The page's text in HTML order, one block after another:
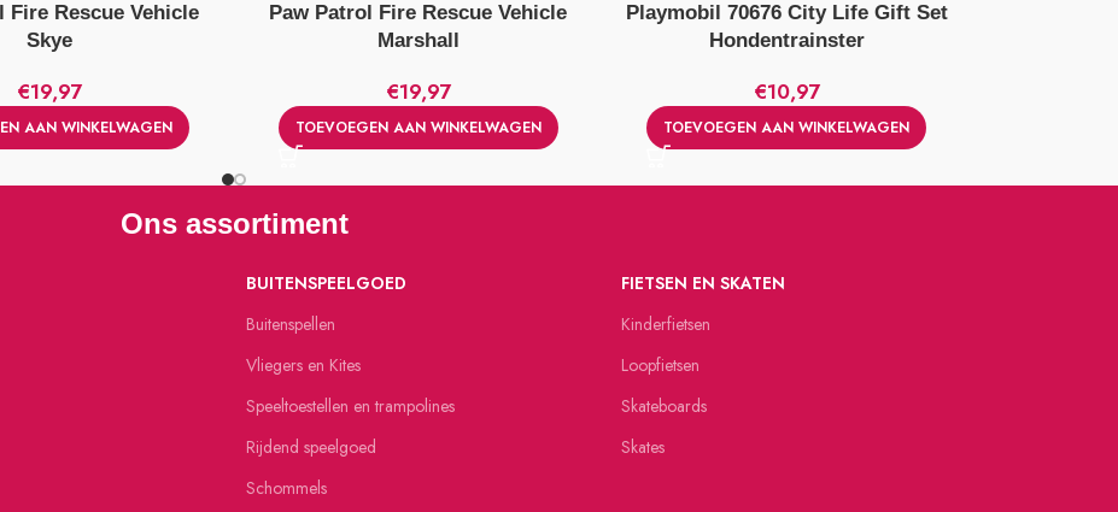
Fire Rescue Vehicle
Skye
€19,97
AAN WINKELWAGEN
Paw Patrol Fire Rescue Vehicle
Marshall
€19,97
TOEVOEGEN AAN WINKELWAGEN
Playmobil 70676 City Life Gift Set
Hondentrainster
€10,97
TOEVOEGEN AAN WINKELWAGEN
Ons assortiment
BUITENSPEELGOED
Buitenspellen
Vliegers en Kites
Speeltoestellen en trampolines
Rijdend speelgoed
Schommels
FIETSEN EN SKATEN
Kinderfietsen
Loopfietsen
Skateboards
Skates